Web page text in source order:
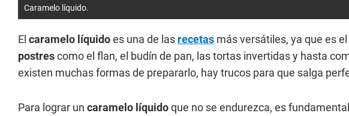
Caramelo líquido.
El caramelo líquidoes una de las recetas más versátiles, ya que es el
postrescomo el flan, el budín de pan, las tortas invertidas y hasta
existen muchas formas de prepararlo, hay trucos para que salga
Para lograr un caramelo líquidoque no se endurezca, es